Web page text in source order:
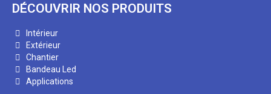
DÉCOUVRIR NOS PRODUITS
Intérieur
Extérieur
Chantier
Bandeau Led
Applications